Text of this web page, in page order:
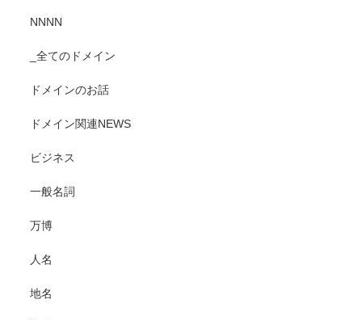
NNNN
_全てのドメイン
ドメインのお話
ドメイン関連NEWS
ビジネス
一般名詞
万博
人名
地名